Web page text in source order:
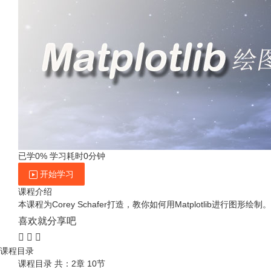
已学0% 学习耗时0分钟
开始学习
课程介绍
本课程为Corey Schafer打造，教你如何用Matplotlib进行图形绘制。
喜欢就分享吧
课程目录
课程目录 共：2章 10节